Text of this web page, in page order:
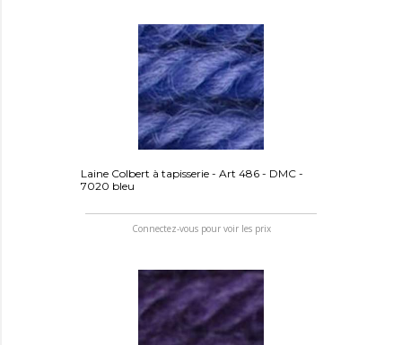
Laine Colbert à tapisserie - Art 486 - DMC -
7020 bleu
Connectez-vous pour voir les prix